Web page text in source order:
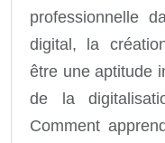
professionnelle
digital, la
être une aptitude
de la
Comment